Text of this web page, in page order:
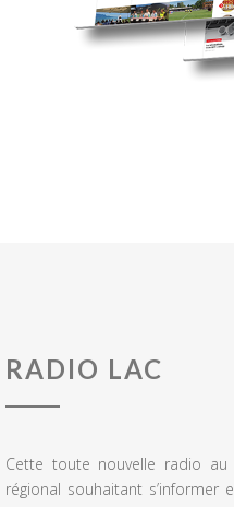
RADIO LAC
Cette toute nouvelle radio
régional souhaitant